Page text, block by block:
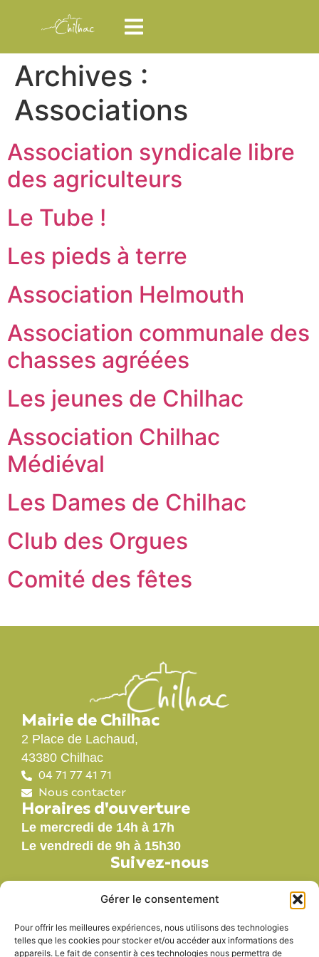
Gérer le consentement
Pour offrir les meilleures expériences, nous utilisons des technologies
telles que les cookies pour stocker et/ou accéder aux informations des
appareils. Le fait de consentir à ces technologies nous permettra de
Archives :
Associations
Association syndicale libre
des agriculteurs
Le Tube !
Les pieds à terre
Association Helmouth
Association communale des
chasses agréées
Les jeunes de Chilhac
Association Chilhac
Médiéval
Les Dames de Chilhac
Club des Orgues
Comité des fêtes
Mairie de Chilhac
2 Place de Lachaud,
43380 Chilhac
04 71 77 41 71
Nous contacter
Horaires d'ouverture
Le mercredi de 14h à 17h
Le vendredi de 9h à 15h30
Suivez-nous
Nos labels